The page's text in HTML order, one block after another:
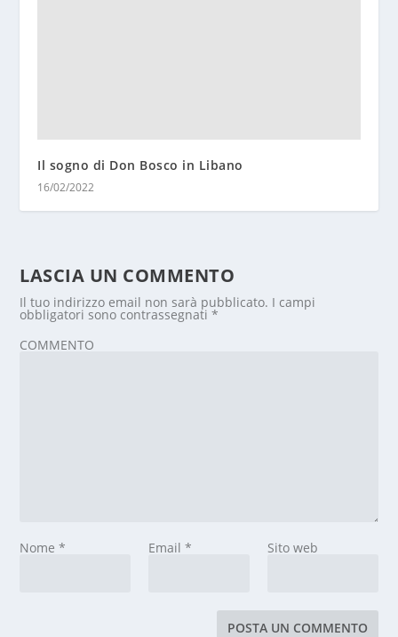
Il sogno di Don Bosco in Libano
16/02/2022
LASCIA UN COMMENTO
Il tuo indirizzo email non sarà pubblicato. I campi
obbligatori sono contrassegnati*
COMMENTO
Nome* Email * Sito web